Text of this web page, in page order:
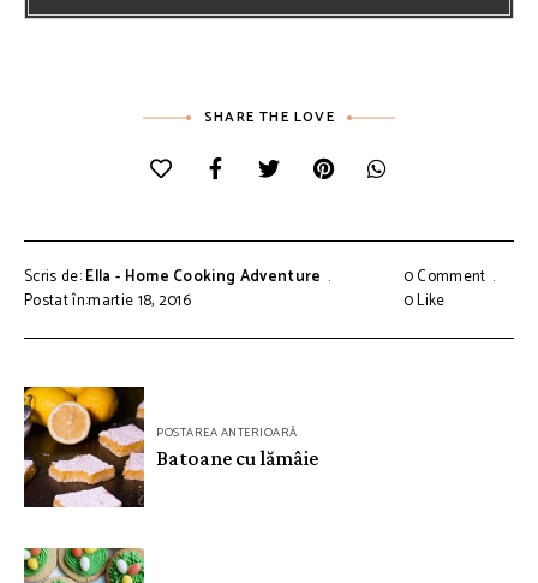
SHARE THE LOVE
Scris de:Ella - Home Cooking Adventure
Postat în:martie 18, 2016
0 Comment
0Like
Navigare
în
articole
POSTAREA ANTERIOARĂ
Batoane cu lămâie